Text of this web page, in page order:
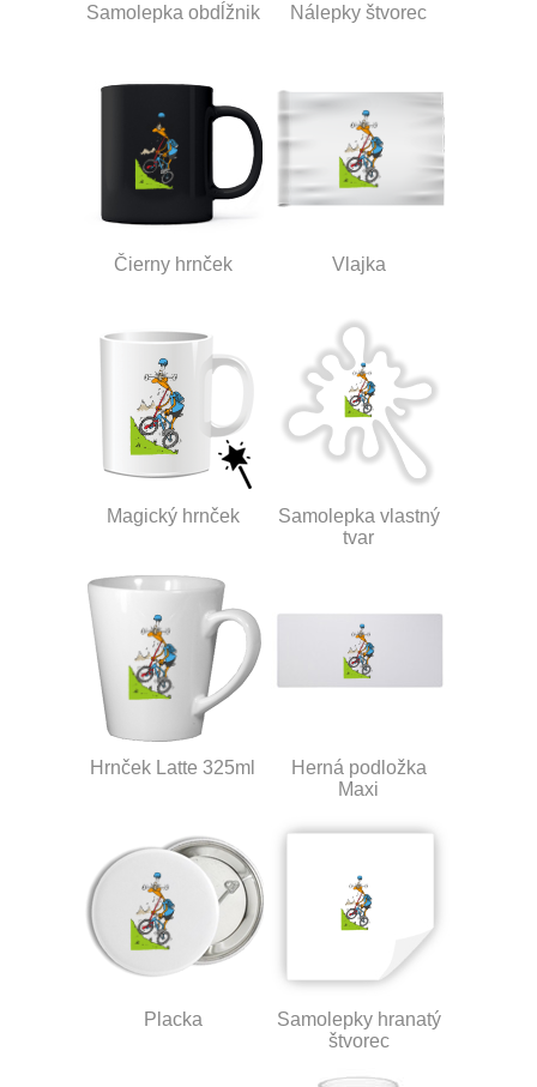
Samolepka obdĺžnik Nálepky štvorec
Čierny hrnček Vlajka
Magický hrnček
Samolepka vlastný
tvar
Hrnček Latte 325ml
Herná podložka
Maxi
Placka
Samolepky hranatý
štvorec